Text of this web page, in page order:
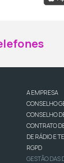
A EMPRESA
CONSELHO
CONSELHO
CONTRATO
DE RÁDIO E
RGPD
GESTÃO DAS